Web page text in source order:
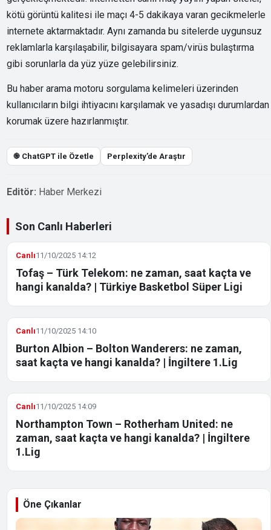
kötü görüntü kalitesi ile maçı 4-5 dakikaya varan gecikmelerle
internete aktarmaktadır. Aynı zamanda bu sitelerde uygunsuz
reklamlarla karşılaşabilir, bilgisayara spam/virüs bulaştırma
gibi sorunlarla da yüz yüze gelebilirsiniz.
Bu haber arama motoru sorgulama kelimeleri üzerinden
kullanıcıların bilgi ihtiyacını karşılamak ve yasadışı durumlardan
korumak üzere hazırlanmıştır.
֎ ChatGPT ile Özetle Perplexity’de Araştır
Editör: Haber Merkezi
Son Canlı Haberleri
Canlı11/10/2025 14:12
Tofaş – Türk Telekom: ne zaman, saat kaçta ve
hangi kanalda? | Türkiye Basketbol Süper Ligi
Canlı11/10/2025 14:10
Burton Albion – Bolton Wanderers: ne zaman,
saat kaçta ve hangi kanalda? | İngiltere 1.Lig
Canlı11/10/2025 14:09
Northampton Town – Rotherham United: ne
zaman, saat kaçta ve hangi kanalda? | İngiltere
1.Lig
Öne Çıkanlar